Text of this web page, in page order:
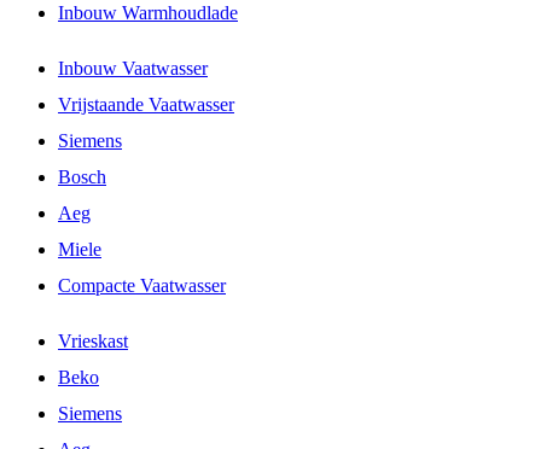
Inbouw Warmhoudlade
Inbouw Vaatwasser
Vrijstaande Vaatwasser
Siemens
Bosch
Aeg
Miele
Compacte Vaatwasser
Vrieskast
Beko
Siemens